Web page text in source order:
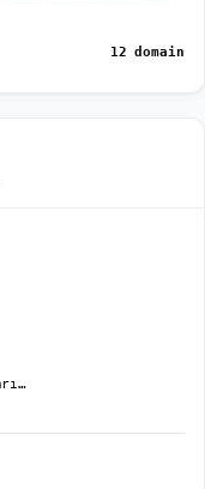
12 domain
Afet Risk Yönetiminde STK&#8217;ların Kapasitesinin Desteklenmesi (ARY) Projesi